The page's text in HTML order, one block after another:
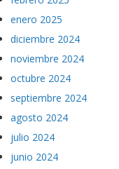
enero 2025
diciembre 2024
noviembre 2024
octubre 2024
septiembre 2024
agosto 2024
julio 2024
junio 2024